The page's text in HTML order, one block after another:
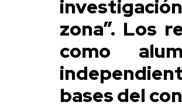
zona”. Los
como
bases del